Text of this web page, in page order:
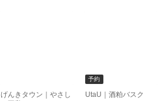
げんきタウン｜やさし
予約
UtaU｜酒粕バスク